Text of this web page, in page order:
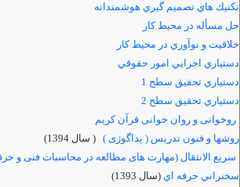
تكنيك هاي تصميم گيري هوشمندانه
حل مسأله در محيط كار
خلاقيت و نوآوري در محيط كار
دستياري اجرايي امور حقوقي
دستياري تحقيق سطح 1
دستياري تحقيق سطح 2
روخوانی و روان خوانی قرآن کریم
روشها و فنون تدریس ( پداگوژی ) ( سال 1394)
سریع الانتقال (مهارت های مطالعه در محاسبات فنی و
سخنراني حرفه اي (سال 1393)